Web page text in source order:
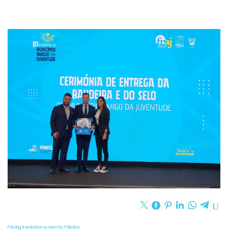
FaLang translation system by Faboba